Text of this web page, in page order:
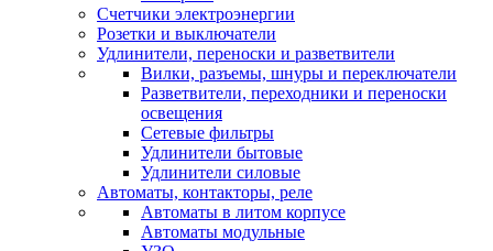
Счетчики электроэнергии
Розетки и выключатели
Удлинители, переноски и разветвители
Вилки, разъемы, шнуры и переключатели
Разветвители, переходники и переноски
освещения
Сетевые фильтры
Удлинители бытовые
Удлинители силовые
Автоматы, контакторы, реле
Автоматы в литом корпусе
Автоматы модульные